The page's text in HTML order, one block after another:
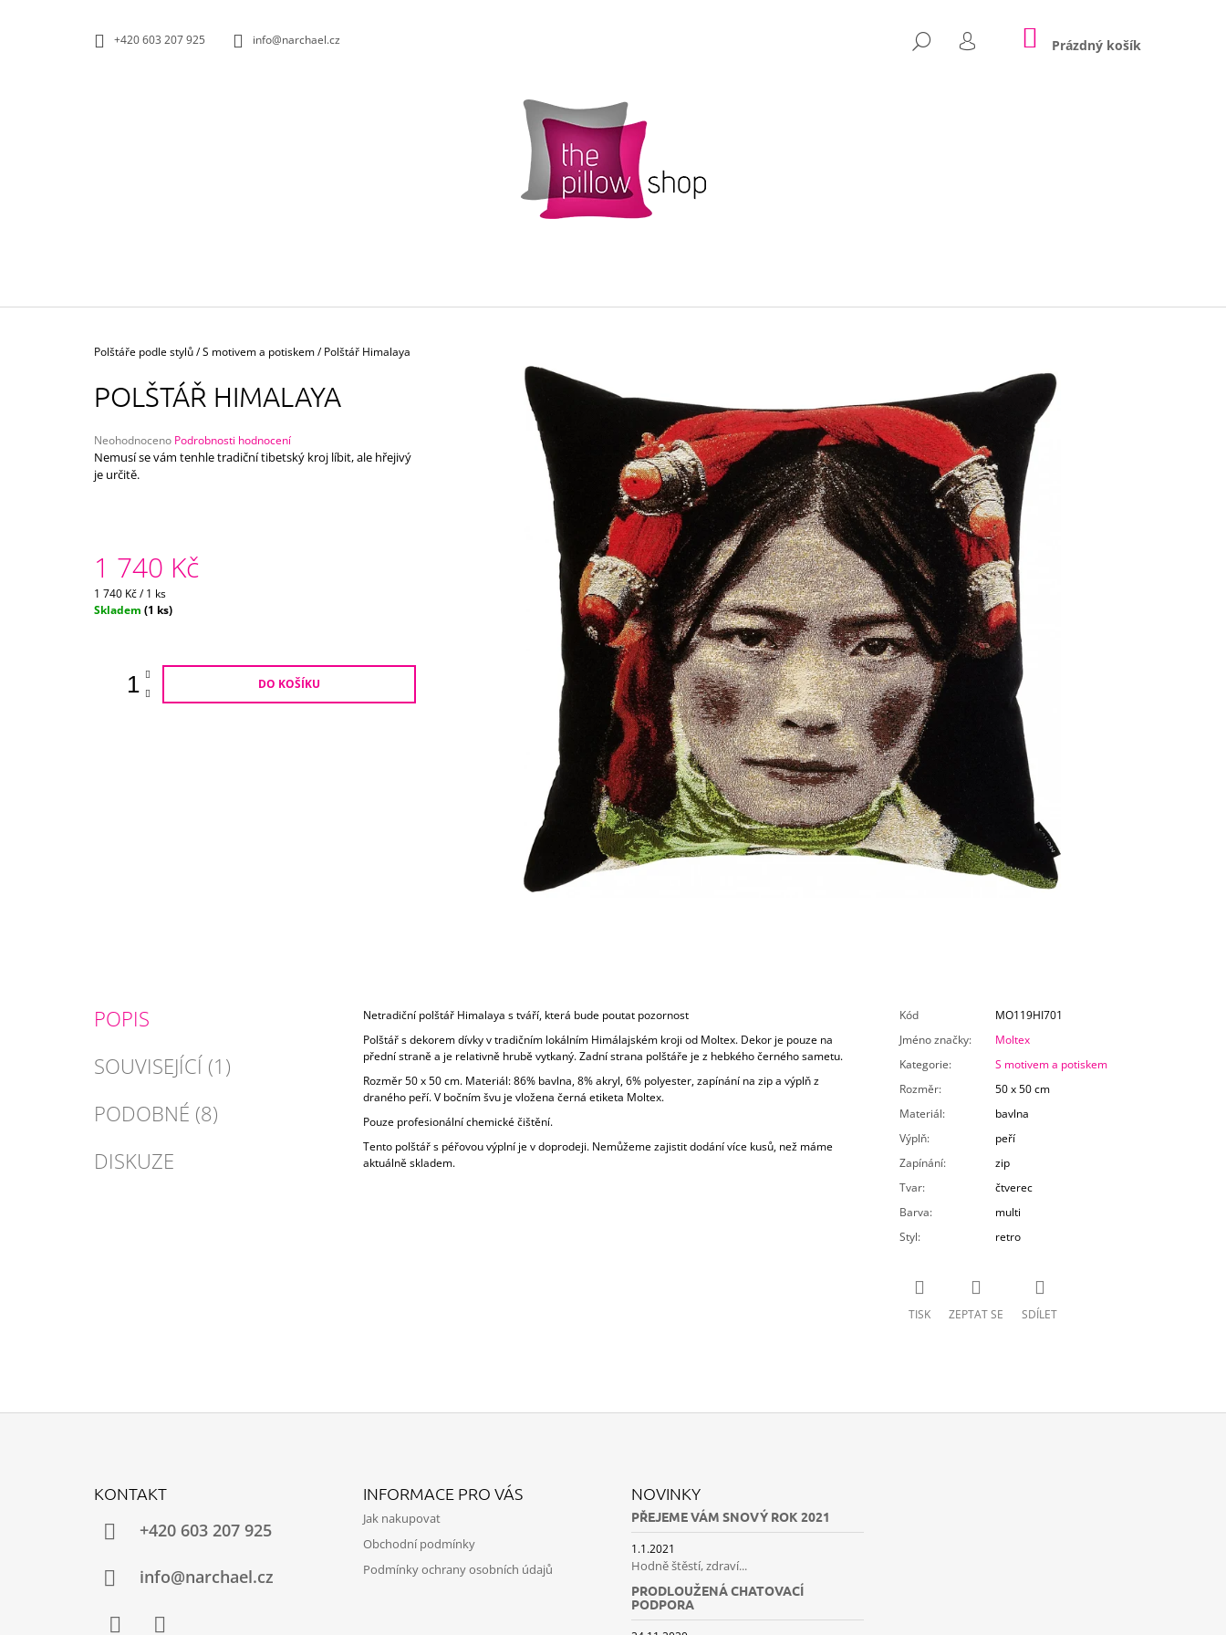
+420 603 207 925 info@narchael.cz HLEDAT
PŘIHLÁŠENÍ
NÁKUPNÍ
KOŠÍK
Prázdný košík
Domů
Polštáře podle stylů/S motivem a potiskem/ Polštář Himalaya
POLŠTÁŘ HIMALAYA
Průměrné
hodnocení
produktu
Neohodnoceno Podrobnosti hodnocení
Nemusí se vám tenhle tradiční tibetský kroj líbit, ale hřejivý
je určitě.
1 740 Kč
Měrná
cena:
1 740 Kč / 1 ks
Skladem (1 ks)
DO KOŠÍKU
POPIS
SOUVISEJÍCÍ (1)
PODOBNÉ (8)
DISKUZE
Netradiční polštář Himalaya s tváří, která bude poutat pozornost
Polštář s dekorem dívky v tradičním lokálním Himálajském kroji od Moltex. Dekor je pouze na
přední straně a je relativně hrubě vytkaný. Zadní strana polštáře je z hebkého černého sametu.
Rozměr 50 x 50 cm. Materiál: 86% bavlna, 8% akryl, 6% polyester, zapínání na zip a výplň z
draného peří. V bočním švu je vložena černá etiketa Moltex.
Pouze profesionální chemické čištění.
Tento polštář s péřovou výplní je v doprodeji. Nemůžeme zajistit dodání více kusů, než máme
aktuálně skladem.
Kód
MO119HI701
Jméno značky:
Moltex
Kategorie:
S motivem a potiskem
Rozměr:
50 x 50 cm
Materiál:
bavlna
Výplň:
peří
Zapínání:
zip
Tvar:
čtverec
Barva:
multi
Styl: retro
TISK ZEPTAT SE SDÍLET
CO POTŘEBUJETE NAJÍT?
HLEDAT
POVLAK POLŠTÁŘE ELEPHANT
POVLAK POLŠTÁŘKU SMARTIES S
ŽLUTÝ POVLAK POLŠTÁŘE NINA
275 Kč
KONTAKT
+420 603 207 925
info@narchael.cz
INFORMACE PRO VÁS
Jak nakupovat
Obchodní podmínky
Podmínky ochrany osobních údajů
NOVINKY
PŘEJEME VÁM SNOVÝ ROK 2021
1.1.2021
Hodně štěstí, zdraví...
PRODLOUŽENÁ CHATOVACÍ
PODPORA